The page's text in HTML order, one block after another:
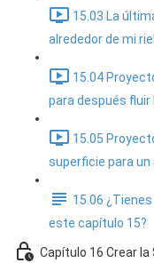
15.03 La
alrededor de mi
15.04
para después fluir
15.05
superficie para un
15.06
este capítulo 15?
Capítulo 16 Crear la